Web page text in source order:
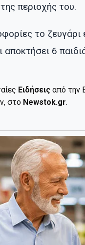
περιοχής του.
το ζευγάρι
αποκτήσει 6
Ειδήσεις από την
στο Newstok.gr.